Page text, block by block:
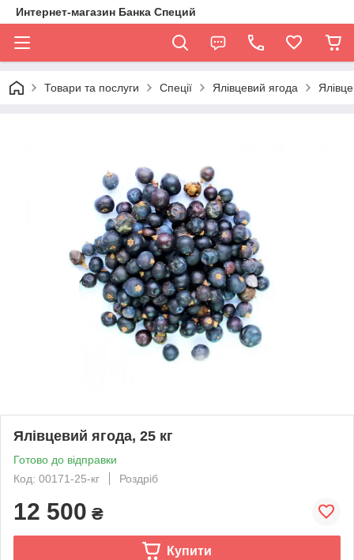
Интернет-магазин Банка Специй
Товари та послуги Спеції Ялівцевий ягода
Ялівцевий ягода, 25 кг
Готово до відправки
Код: 00171-25-кг
Роздріб
12 500 ₴
Купити